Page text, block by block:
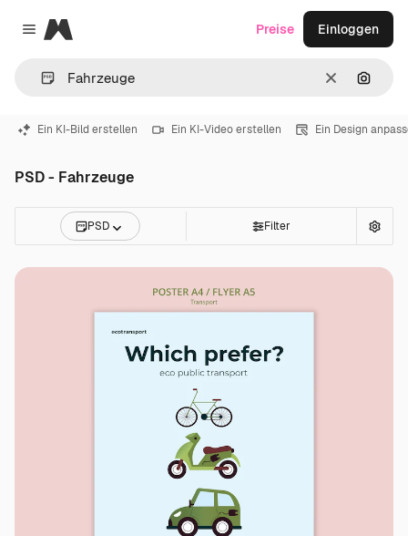
Close menu
Magnific
LöschenNach
Preise Einloggen
Ein KI-Bild erstellen Ein KI-Video erstellen Ein Design
PSD - Fahrzeuge
PSD Filter